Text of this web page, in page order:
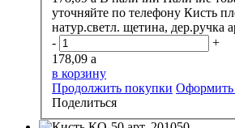
уточняйте по телефону Кисть
-
+
178,09 a
в корзину
Продолжить покупки Оформить
Поделиться